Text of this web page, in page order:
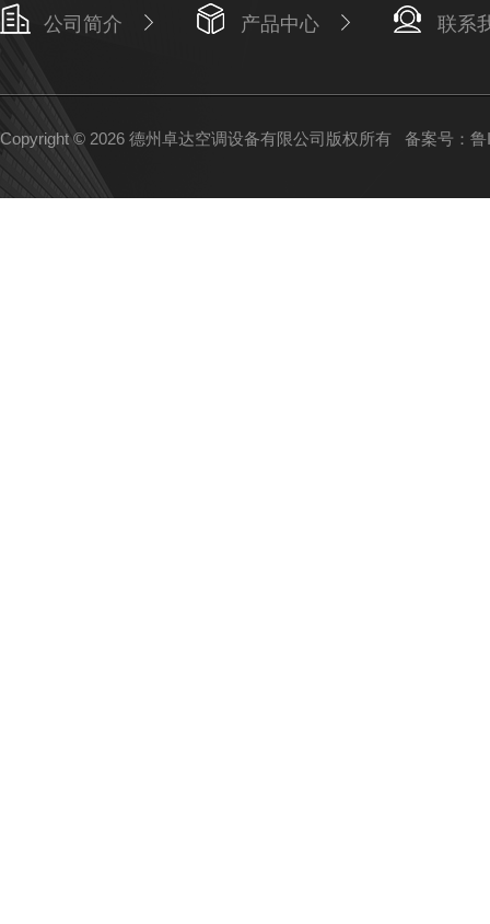
公司简介 产品中心 联系
Copyright © 2026 德州卓达空调设备有限公司版权所有 备案号：